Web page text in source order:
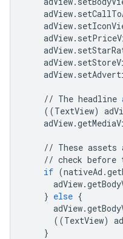
adView.
adView.
adView.
adView.
adView.
adView.
// The headline
((TextView)
adView.
// These assets
// check before
if (nativeAd .
adView.
} else {
adView.
((TextView)
}